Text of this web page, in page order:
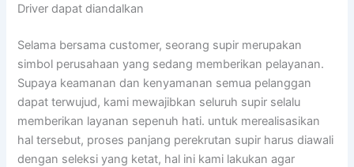
Driver dapat diandalkan
Selama bersama customer, seorang supir merupakan
simbol perusahaan yang sedang memberikan pelayanan.
Supaya keamanan dan kenyamanan semua pelanggan
dapat terwujud, kami mewajibkan seluruh supir selalu
memberikan layanan sepenuh hati. untuk merealisasikan
hal tersebut, proses panjang perekrutan supir harus diawali
dengan seleksi yang ketat, hal ini kami lakukan agar